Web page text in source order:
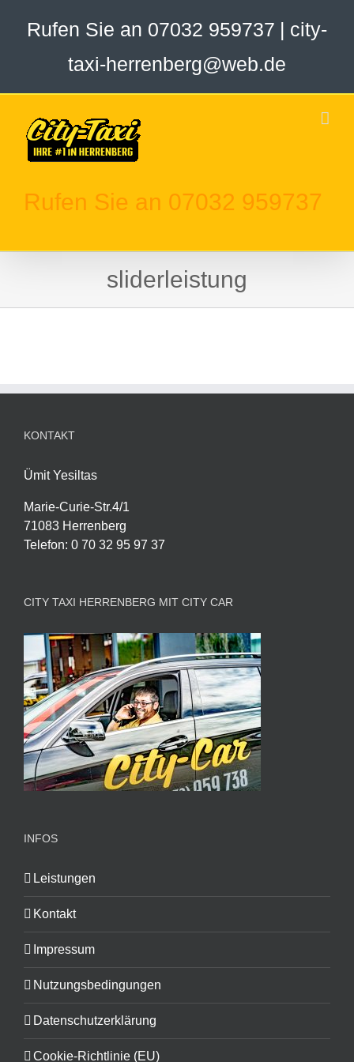
InhaltRufen Sie an 07032 959737 | city-
taxi-herrenberg@web.de
Rufen Sie an 07032 959737
sliderleistung
KONTAKT
Ümit Yesiltas
Marie-Curie-Str.4/1
71083 Herrenberg
Telefon: 0 70 32 95 97 37
CITY TAXI HERRENBERG MIT CITY CAR
INFOS
Leistungen
Kontakt
Impressum
Nutzungsbedingungen
Datenschutzerklärung
Cookie-Richtlinie (EU)